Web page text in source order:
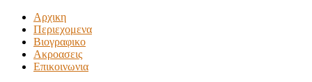
Αρχικη
Περιεχομενα
Βιογραφικο
Ακροασεις
Επικοινωνια